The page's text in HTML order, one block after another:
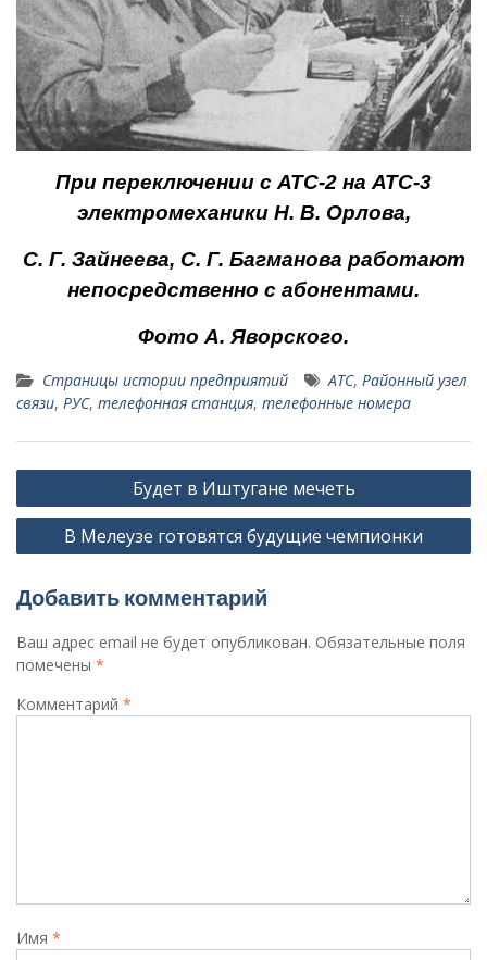
При переключении с АТС-2 на АТС-3
электромеханики Н. В. Орлова,
С. Г. Зайнеева, С. Г. Багманова работают
непос­редственно с абонентами.
Фото А. Яворского.
Страницы истории предприятий АТС, Районный узел
связи, РУС, телефон­ная станция, телефонные номера
Навигация
по
записям
Будет в Иштугане мечеть
В Мелеузе готовятся будущие чемпионки
Добавить комментарий
Ваш адрес email не будет опубликован. Обязательные поля
помечены *
Комментарий *
Имя *